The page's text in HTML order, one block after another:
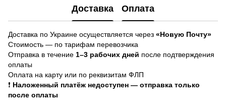
Доставка Оплата
Доставка по Украине осуществляется через «Новую Почту»
Стоимость — по тарифам перевозчика
Отправка в течение 1–3 рабочих дней после подтверждения
оплаты
Оплата на карту или по реквизитам ФЛП
❗ Наложенный платёж недоступен — отправка только
после оплаты